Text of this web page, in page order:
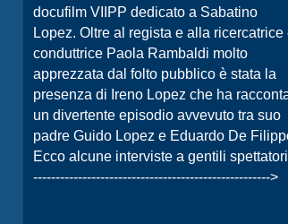
docufilm VIIPP dedicato a Sabatino
Lopez. Oltre al regista e alla ricercatrice
conduttrice Paola Rambaldi molto
apprezzata dal folto pubblico è stata la
presenza di Ireno Lopez che ha
un divertente episodio avvevuto tra suo
padre Guido Lopez e Eduardo De
Ecco alcune interviste a gentili
----------------------------------------------------->